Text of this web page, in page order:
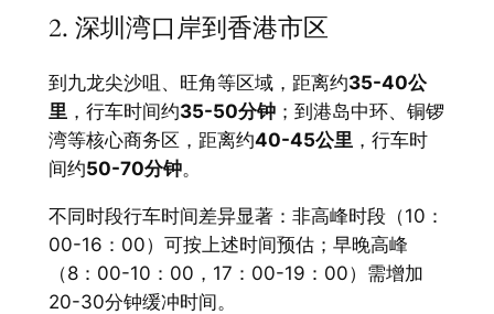
2. 深圳湾口岸到香港市区
到九龙尖沙咀、旺角等区域，距离约35-40公
里 ，行车时间约35-50分钟；到港岛中环、铜锣
湾等核心商务区，距离约40-45公里 ，行车时
间约50-70分钟。
不同时段行车时间差异显著：非高峰时段（10：
00-16：00）可按上述时间预估；早晚高峰
（8：00-10：00，17：00-19：00）需增加
20-30分钟缓冲时间。